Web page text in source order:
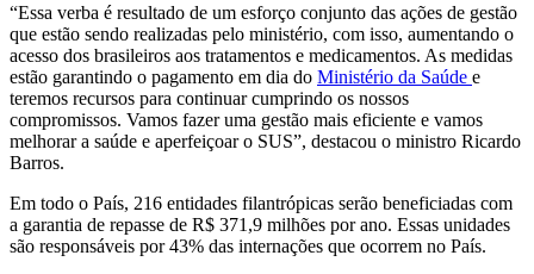
“Essa verba é resultado de um esforço conjunto das ações de gestão
que estão sendo realizadas pelo ministério, com isso, aumentando o
acesso dos brasileiros aos tratamentos e medicamentos. As medidas
estão garantindo o pagamento em dia do Ministério da Saúde e
teremos recursos para continuar cumprindo os nossos
compromissos. Vamos fazer uma gestão mais eficiente e vamos
melhorar a saúde e aperfeiçoar o SUS”, destacou o ministro Ricardo
Barros.
Em todo o País, 216 entidades filantrópicas serão beneficiadas com
a garantia de repasse de R$ 371,9 milhões por ano. Essas unidades
são responsáveis por 43% das internações que ocorrem no País.